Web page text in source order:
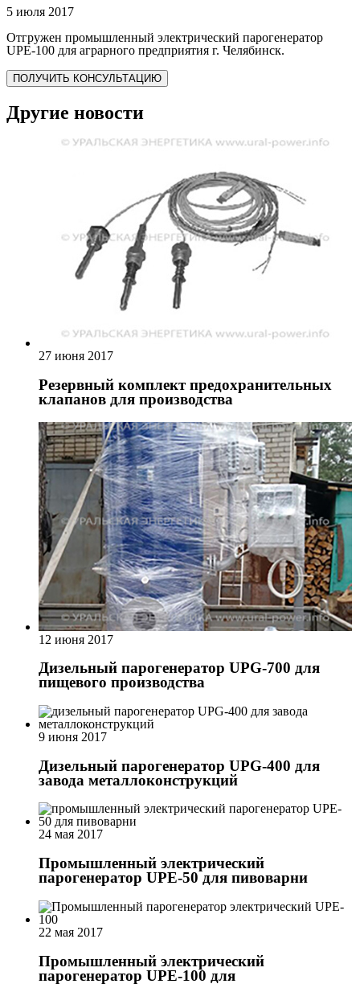
5 июля 2017
Отгружен промышленный электрический парогенератор
UPE-100 для аграрного предприятия г. Челябинск.
ПОЛУЧИТЬ КОНСУЛЬТАЦИЮ
Другие новости
27 июня 2017
Резервный комплект предохранительных
клапанов для производства
12 июня 2017
Дизельный парогенератор UPG-700 для
пищевого производства
9 июня 2017
Дизельный парогенератор UPG-400 для
завода металлоконструкций
24 мая 2017
Промышленный электрический
парогенератор UPE-50 для пивоварни
22 мая 2017
Промышленный электрический
парогенератор UPE-100 для